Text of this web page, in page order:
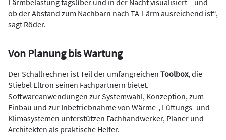
Lärmbelastung tagsüber und in der Nacht visualisiert – und
ob der Abstand zum Nachbarn nach TA-Lärm ausreichend ist“,
sagt Röder.
Von Planung bis Wartung
Der Schallrechner ist Teil der umfangreichen Toolbox, die
Stiebel Eltron seinen Fachpartnern bietet.
Softwareanwendungen zur Systemwahl, Konzeption, zum
Einbau und zur Inbetriebnahme von Wärme-, Lüftungs- und
Klimasystemen unterstützen Fachhandwerker, Planer und
Architekten als praktische Helfer.